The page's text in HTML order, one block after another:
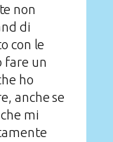
non
di
con le
fare un
ho
anche se
mi